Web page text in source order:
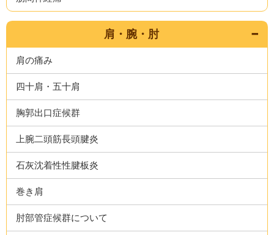
肩・腕・肘
肩の痛み
四十肩・五十肩
胸郭出口症候群
上腕二頭筋長頭腱炎
石灰沈着性性腱板炎
巻き肩
肘部管症候群について